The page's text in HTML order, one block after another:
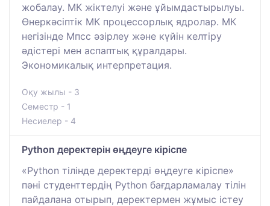
жобалау. МК жіктелуі және ұйымдастырылуы.
Өнеркәсіптік МК процессорлық ядролар. МК
негізінде Мпсс әзірлеу және күйін келтіру
әдістері мен аспаптық құралдары.
Экономикалық интерпретация.
Оқу жылы - 3
Семестр - 1
Несиелер - 4
Python деректерін өңдеуге кіріспе
«Python тілінде деректерді өңдеуге кіріспе»
пәні студенттердің Python бағдарламалау тілін
пайдалана отырып, деректермен жұмыс істеу